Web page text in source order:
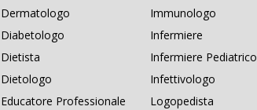
Dermatologo
Diabetologo
Dietista
Dietologo
Educatore Professionale
Immunologo
Infermiere
Infermiere Pediatrico
Infettivologo
Logopedista